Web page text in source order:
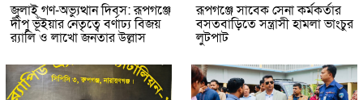
জুলাই গণ-অভ্যুত্থান দিবস: রূপগঞ্জে
দীপু ভূঁইয়ার নেতৃত্বে বর্ণাঢ্য বিজয়
র‌্যালি ও লাখো জনতার উল্লাস
রূপগঞ্জে সাবেক সেনা কর্মকর্তার
বসতবাড়িতে সন্ত্রাসী হামলা ভাংচুর
লুটপাট